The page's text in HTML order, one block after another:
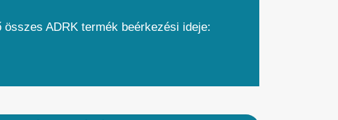
összes ADRK termék beérkezési ideje: